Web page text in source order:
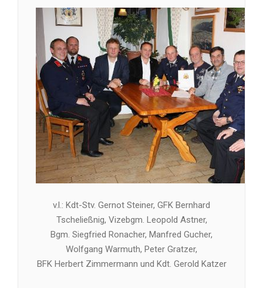
v.l.: Kdt-Stv. Gernot Steiner, GFK Bernhard
Tscheließnig, Vizebgm. Leopold Astner,
Bgm. Siegfried Ronacher, Manfred Gucher,
Wolfgang Warmuth, Peter Gratzer,
BFK Herbert Zimmermann und Kdt. Gerold Katzer